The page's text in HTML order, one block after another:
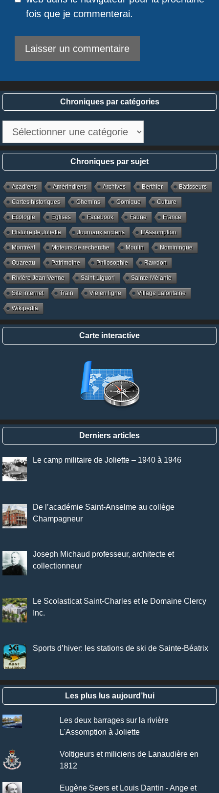
fois que je commenterai.
Chroniques par catégories
Chroniques
catégories
Chroniques par sujet
Acadiens Amérindiens Archives Berthier Bâtisseurs
Cartes historiques Chemins Comique Culture
Ecologie Eglises Facebook Faune France
Histoire de Joliette Journaux anciens L'Assomption
Montréal Moteurs de recherche Moulin Nominingue
Ouareau Patrimoine Philosophie Rawdon
Rivière Jean-Venne Saint-Liguori Sainte-Mélanie
Site internet Train Vie en ligne Village Lafontaine
Wikipedia
Carte interactive
Derniers articles
Le camp militaire de Joliette – 1940 à 1946
De l’académie Saint-Anselme au collège
Champagneur
Joseph Michaud professeur, architecte et
collectionneur
Le Scolasticat Saint-Charles et le Domaine Clercy
Inc.
Sports d’hiver: les stations de ski de Sainte-Béatrix
Les plus lus aujourd’hui
Les deux barrages sur la rivière
L'Assomption à Joliette
Voltigeurs et miliciens de Lanaudière en
1812
Eugène Seers et Louis Dantin - Ange et